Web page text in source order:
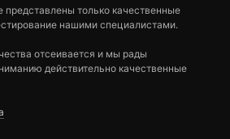
только качественные
нашими специалистами.
отсеивается и мы рады
действительно качественные